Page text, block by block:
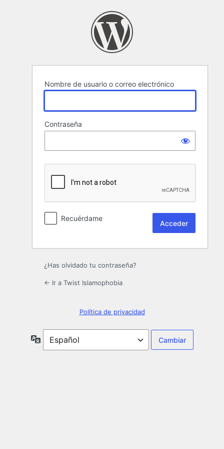
Nombre de usuario o correo electrónico
Contraseña
Recuérdame
¿Has olvidado tu contraseña?
← Ir a Twist Islamophobia
Política de privacidad
Idioma